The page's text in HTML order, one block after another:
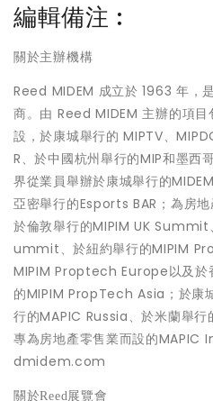
編輯備注︰
關於主辦機構
Reed MIDEM 成立於 1963 年，
商。由 Reed MIDEM 主辦的項
設，於康城舉行的 MIPTV、
R、於中國杭州舉行的MIP和墨
界從業員舉辦於康城舉行的
亞密舉行的Esports BAR；為房地
於倫敦舉行的MIPIM UK Summit
ummit、於紐約舉行的MIPIM
MIPIM Proptech Europe以及於
的MIPIM PropTech Asia；於康
行的MAPIC Russia、於米蘭舉
專為房地產零售業而設的MAPIC
dmidem.com
關於Reed 展覽會